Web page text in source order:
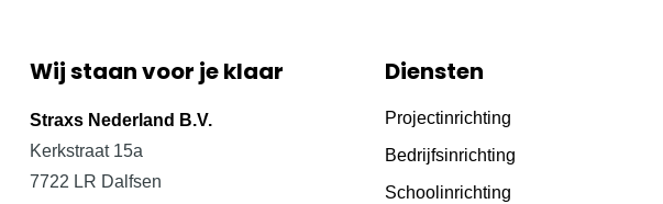
Wij staan voor je klaar
Straxs Nederland B.V.
Kerkstraat 15a
7722 LR Dalfsen
Diensten
Projectinrichting
Bedrijfsinrichting
Schoolinrichting